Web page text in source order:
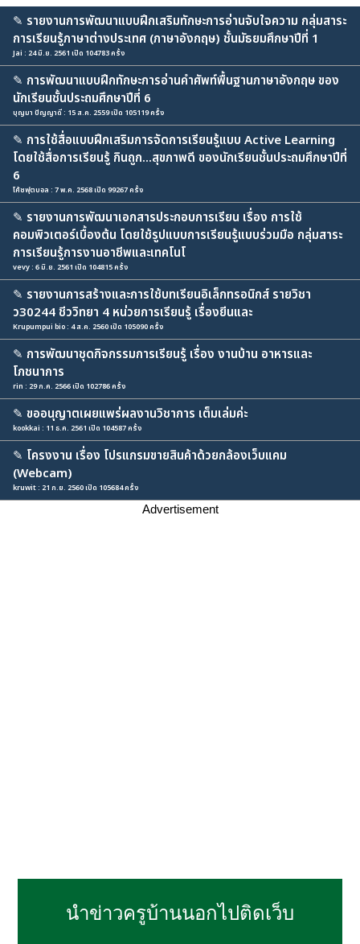
✎ รายงานการพัฒนาแบบฝึกเสริมทักษะการอ่านจับใจความ กลุ่มสาระ
การเรียนรู้ภาษาต่างประเทศ (ภาษาอังกฤษ) ชั้นมัธยมศึกษาปีที่ 1
Jai : 24 มิ.ย. 2561 เปิด 104783 ครั้ง
✎ การพัฒนาแบบฝึกทักษะการอ่านคำศัพท์พื้นฐานภาษาอังกฤษ ของ
นักเรียนชั้นประถมศึกษาปีที่ 6
บุญมา ปัญญาดี : 15 ส.ค. 2559 เปิด 105119 ครั้ง
✎ การใช้สื่อแบบฝึกเสริมการจัดการเรียนรู้แบบ Active Learning
โดยใช้สื่อการเรียนรู้ กินถูก...สุขภาพดี ของนักเรียนชั้นประถมศึกษาปีที่
6
โค้ชฟุตบอล : 7 พ.ค. 2568 เปิด 99267 ครั้ง
✎ รายงานการพัฒนาเอกสารประกอบการเรียน เรื่อง การใช้
คอมพิวเตอร์เบื้องต้น โดยใช้รูปแบบการเรียนรู้แบบร่วมมือ กลุ่มสาระ
การเรียนรู้การงานอาชีพและเทคโนโ
vevy : 6 มิ.ย. 2561 เปิด 104815 ครั้ง
✎ รายงานการสร้างและการใช้บทเรียนอิเล็กทรอนิกส์ รายวิชา
ว30244 ชีววิทยา 4 หน่วยการเรียนรู้ เรื่องยีนและ
Krupumpui bio : 4 ส.ค. 2560 เปิด 105090 ครั้ง
✎ การพัฒนาชุดกิจกรรมการเรียนรู้ เรื่อง งานบ้าน อาหารและ
โภชนาการ
rin : 29 ก.ค. 2566 เปิด 102786 ครั้ง
✎ ขออนุญาตเผยแพร่ผลงานวิชาการ เต็มเล่มค่ะ
kookkai : 11 ธ.ค. 2561 เปิด 104587 ครั้ง
✎ โครงงาน เรื่อง โปรแกรมขายสินค้าด้วยกล้องเว็บแคม
(Webcam)
kruwit : 21 ก.ย. 2560 เปิด 105684 ครั้ง
Advertisement
นำข่าวครูบ้านนอกไปติดเว็บ